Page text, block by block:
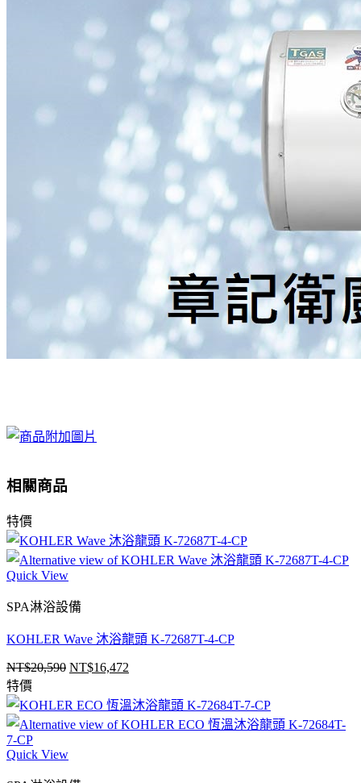
相關商品
特價
Quick View
SPA淋浴設備
KOHLER Wave 沐浴龍頭 K-72687T-4-CP
NT$20,590 原
價
格：
NT$16,472目
價
格：
特價
Quick View